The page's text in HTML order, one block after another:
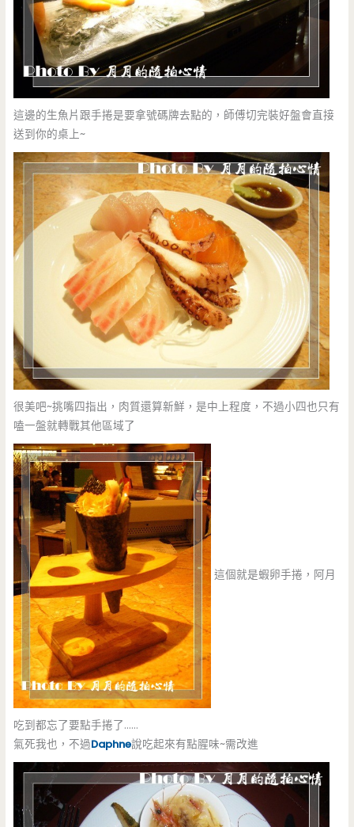
這邊的生魚片跟手捲是要拿號碼牌去點的，師傅切完裝好盤會直接
送到你的桌上~
很美吧~挑嘴四指出，肉質還算新鮮，是中上程度，不過小四也只有
嗑一盤就轉戰其他區域了
這個就是蝦卵手捲，阿月
吃到都忘了要點手捲了……
氣死我也，不過Daphne說吃起來有點腥味~需改進